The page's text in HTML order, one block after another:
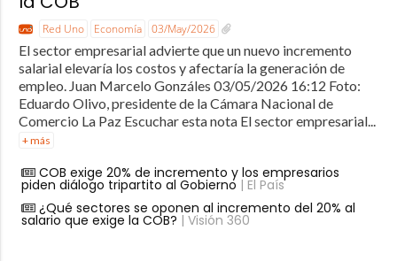
Red Uno Economía 03/May/2026
El sector empresarial advierte que un nuevo incremento
salarial elevaría los costos y afectaría la generación de
empleo. Juan Marcelo Gonzáles 03/05/2026 16:12 Foto:
Eduardo Olivo, presidente de la Cámara Nacional de
Comercio La Paz Escuchar esta nota El sector empresarial...
+ más
COB exige 20% de incremento y los empresarios
piden diálogo tripartito al Gobierno | El País
¿Qué sectores se oponen al incremento del 20% al
salario que exige la COB? | Visión 360